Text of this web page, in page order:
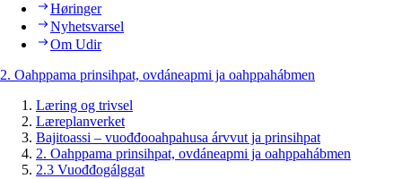
Høringer
Nyhetsvarsel
Om Udir
2. Oahppama prinsihpat, ovdáneapmi ja oahppahábmen
Læring og trivsel
Læreplanverket
Bajitoassi – vuođđooahpahusa árvvut ja prinsihpat
2. Oahppama prinsihpat, ovdáneapmi ja oahppahábmen
2.3 Vuođđogálggat